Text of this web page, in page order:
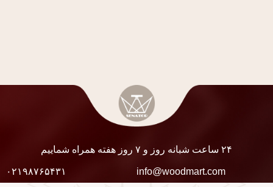
۲۴ ساعت شبانه روز و ۷ روز هفته همراه شماییم
info@woodmart.com ۰۲۱۹۸۷۶۵۴۳۱